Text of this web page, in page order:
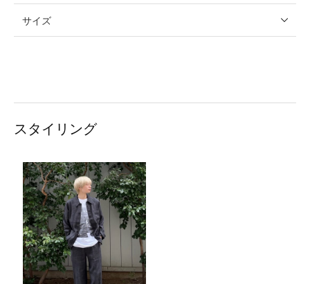
サイズ
スタイリング